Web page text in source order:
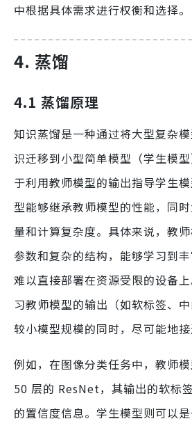
中根据具体需求进行权衡和选择。
4. 蒸馏
4.1 蒸馏原理
知识蒸馏是一种通过将大型复杂
识迁移到小型简单模型（学生模
于利用教师模型的输出指导学生
型能够继承教师模型的性能，同
量和计算复杂度。具体来说，教
参数和复杂的结构，能够学习到
难以直接部署在资源受限的设备
习教师模型的输出（如软标签、
较小模型规模的同时，尽可能地接
例如，在图像分类任务中，教师
50 层的 ResNet，其输出的软标
的置信度信息。学生模型则可以